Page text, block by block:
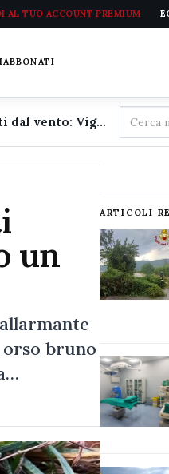
AL TUO ACCOUNT PREMIUM
ABBONATI
Tromba d'aria nella valle del Volturno, decine di alberi abbattuti dal vento: Vigili del fuoco ripristinano lo stato dei luoghi
Cerca
nel
un
bruno
ARTICOLI